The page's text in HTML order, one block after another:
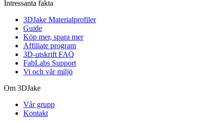
Intressanta fakta
3DJake Materialprofiler
Guide
Köp mer, spara mer
Affiliate program
3D-utskrift FAQ
FabLabs Support
Vi och vår miljö
Om 3DJake
Vår grupp
Kontakt